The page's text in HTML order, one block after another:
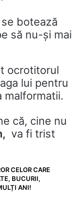
se botează
să nu-și mai
ocrotitorul
lui pentru
malformatii.
că, cine nu
va fi trist
CELOR CARE
BUCURII,
ANI!